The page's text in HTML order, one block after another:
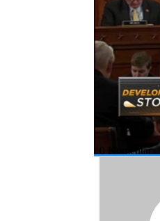
Bagikan:
#diplomat